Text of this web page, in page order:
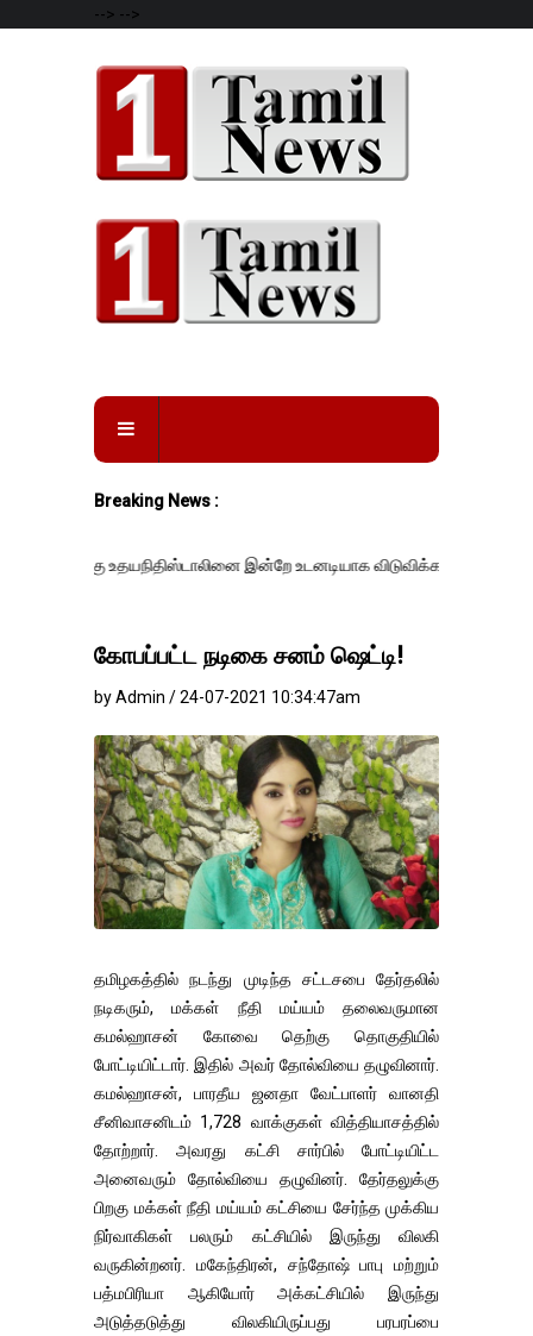
--> -->
Breaking News :
உதயநிதிஸ்டாலினை இன்றே உடனடியாக விடுவிக்கப்பட வேண்.
கோபப்பட்ட நடிகை சனம் ஷெட்டி!
by Admin / 24-07-2021 10:34:47am
தமிழகத்தில் நடந்து முடிந்த சட்டசபை தேர்தலில்
நடிகரும், மக்கள் நீதி மய்யம் தலைவருமான
கமல்ஹாசன் கோவை தெற்கு தொகுதியில்
போட்டியிட்டார். இதில் அவர் தோல்வியை தழுவினார்.
கமல்ஹாசன், பாரதீய ஜனதா வேட்பாளர் வானதி
சீனிவாசனிடம் 1,728 வாக்குகள் வித்தியாசத்தில்
தோற்றார். அவரது கட்சி சார்பில் போட்டியிட்ட
அனைவரும் தோல்வியை தழுவினர். தேர்தலுக்கு
பிறகு மக்கள் நீதி மய்யம் கட்சியை சேர்ந்த முக்கிய
நிர்வாகிகள் பலரும் கட்சியில் இருந்து விலகி
வருகின்றனர். மகேந்திரன், சந்தோஷ் பாபு மற்றும்
பத்மபிரியா ஆகியோர் அக்கட்சியில் இருந்து
அடுத்தடுத்து விலகியிருப்பது பரபரப்பை